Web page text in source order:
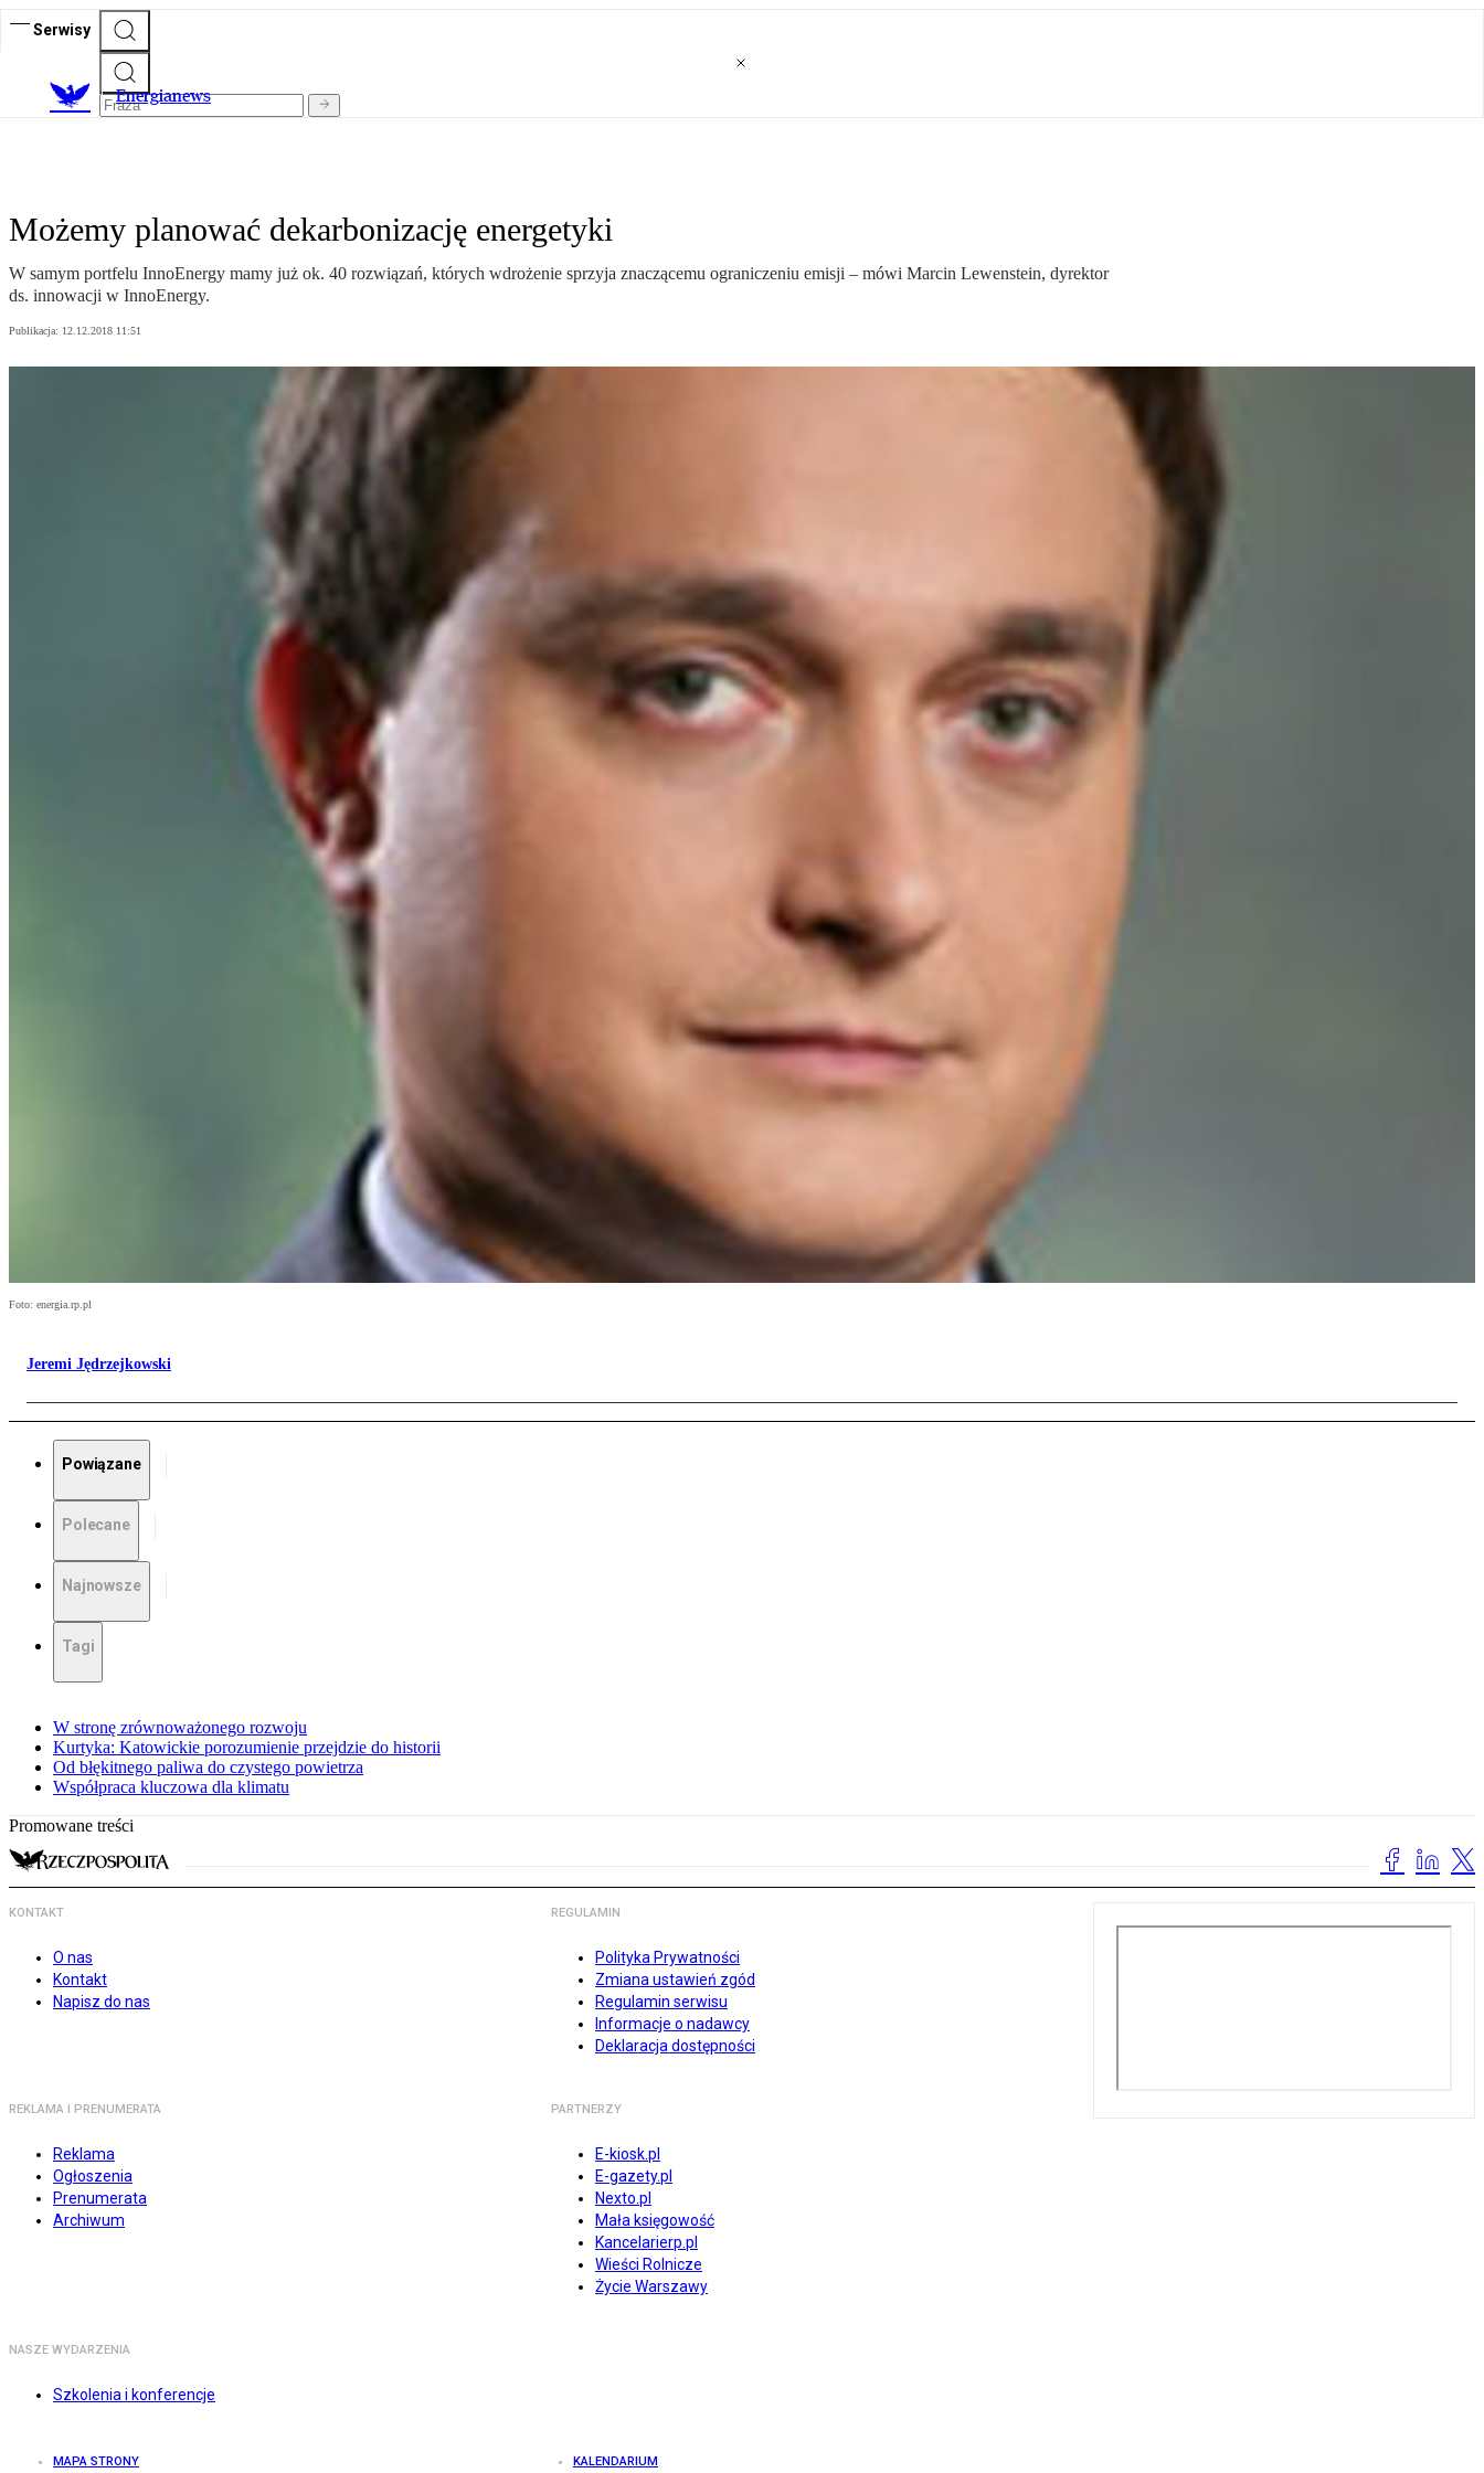
Serwisy
Energianews
Możemy planować dekarbonizację energetyki
W samym portfelu InnoEnergy mamy już ok. 40 rozwiązań, których wdrożenie sprzyja znaczącemu ograniczeniu emisji – mówi Marcin Lewenstein, dyrektor
ds. innowacji w InnoEnergy.
Publikacja: 12.12.2018 11:51
Foto: energia.rp.pl
Jeremi Jędrzejkowski
Powiązane
Polecane
Najnowsze
Tagi
W stronę zrównoważonego rozwoju
Kurtyka: Katowickie porozumienie przejdzie do historii
Od błękitnego paliwa do czystego powietrza
Współpraca kluczowa dla klimatu
Promowane treści
KONTAKT
O nas
Kontakt
Napisz do nas
REGULAMIN
Polityka Prywatności
Zmiana ustawień zgód
Regulamin serwisu
Informacje o nadawcy
Deklaracja dostępności
REKLAMA I PRENUMERATA
Reklama
Ogłoszenia
Prenumerata
Archiwum
PARTNERZY
E-kiosk.pl
E-gazety.pl
Nexto.pl
Mała księgowość
Kancelarierp.pl
Wieści Rolnicze
Życie Warszawy
NASZE WYDARZENIA
Szkolenia i konferencje
MAPA STRONY KALENDARIUM